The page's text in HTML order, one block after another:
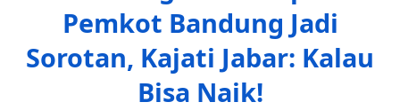
Pemkot Bandung Jadi
Sorotan, Kajati Jabar: Kalau
Bisa Naik!